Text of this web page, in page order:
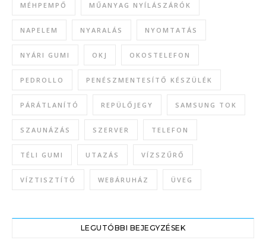
MÉHPEMPŐ MŰANYAG NYÍLÁSZÁRÓK
NAPELEM NYARALÁS NYOMTATÁS
NYÁRI GUMI OKJ OKOSTELEFON
PEDROLLO PENÉSZMENTESÍTŐ KÉSZÜLÉK
PÁRÁTLANÍTÓ REPÜLŐJEGY SAMSUNG TOK
SZAUNÁZÁS SZERVER TELEFON
TÉLI GUMI UTAZÁS VÍZSZŰRŐ
VÍZTISZTÍTÓ WEBÁRUHÁZ ÜVEG
LEGUTÓBBI BEJEGYZÉSEK